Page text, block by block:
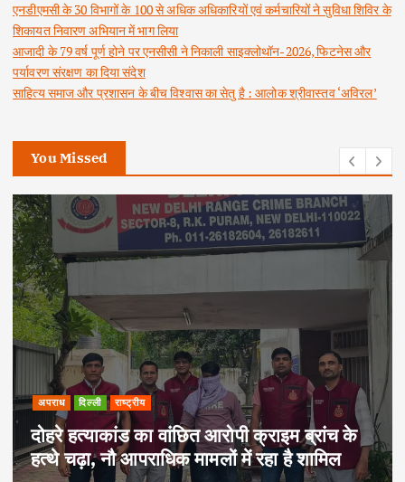
एनडीएमसी के 30 विभागों के 100 से अधिक अधिकारियों एवं कर्मचारियों ने सुविधा शिविर के
शिकायत निवारण अभियान में भाग लिया
आजादी के 79 वर्ष पूर्ण होने पर एनसीसी ने निकाली साइक्लोथॉन-2026, फिटनेस और
पर्यावरण संरक्षण का दिया संदेश
साहित्य समाज और प्रशासन के बीच विश्वास का सेतु है : आलोक श्रीवास्तव ‘अविरल’
You Missed
दिल्ली समान्य
एनडीएमसी के 30 विभागों के 100 से अधिक
अधिकारियों एवं कर्मचारियों ने सुविधा शिविर के
शिकायत निवारण अभियान में भाग लिया